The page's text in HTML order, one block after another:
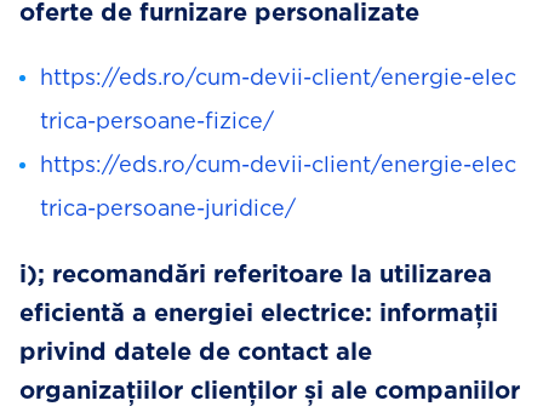
oferte de furnizare personalizate
https://eds.ro/cum-devii-client/energie-elec
trica-persoane-fizice/
https://eds.ro/cum-devii-client/energie-elec
trica-persoane-juridice/
i); recomandări referitoare la utilizarea
eficientă a energiei electrice: informații
privind datele de contact ale
organizațiilor clienților și ale companiilor